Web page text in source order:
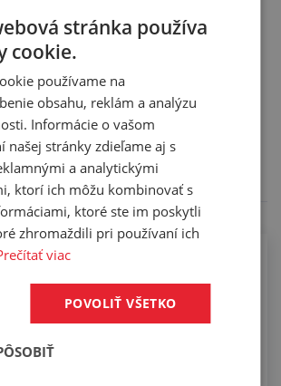
vás upravíme na mieru. Konkrétnu
môcť upresniť v poznámke pri
hadíc koncovkami
stránka používa
cookie.
používame na
obsahu, reklám a analýzu
Informácie o vašom
našej stránky zdieľame aj s
a analytickými
ktorí ich môžu kombinovať s
ktoré ste im poskytli
zhromaždili pri používaní ich
viac
POVOLIŤ VŠETKO